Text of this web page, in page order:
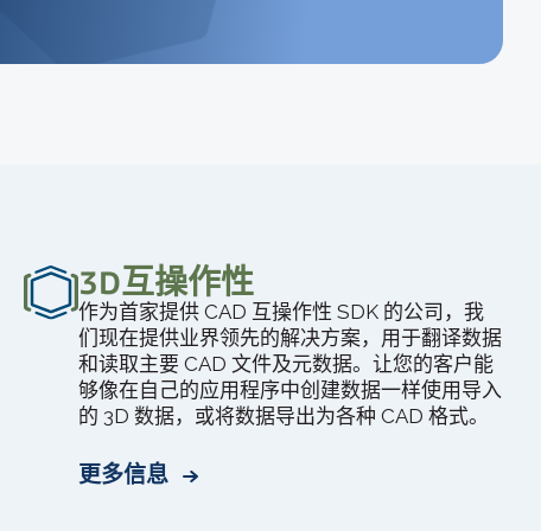
3D互操作性
作为首家提供 CAD 互操作性 SDK 的公司，我
们现在提供业界领先的解决方案，用于翻译数据
和读取主要 CAD 文件及元数据。让您的客户能
够像在自己的应用程序中创建数据一样使用导入
的 3D 数据，或将数据导出为各种 CAD 格式。
更多信息